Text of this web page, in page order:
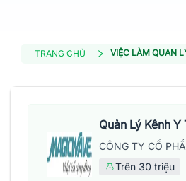
TRANG CHỦ VIỆC LÀM QUAN
Quản Lý Kênh Y
Trên 30 triệu